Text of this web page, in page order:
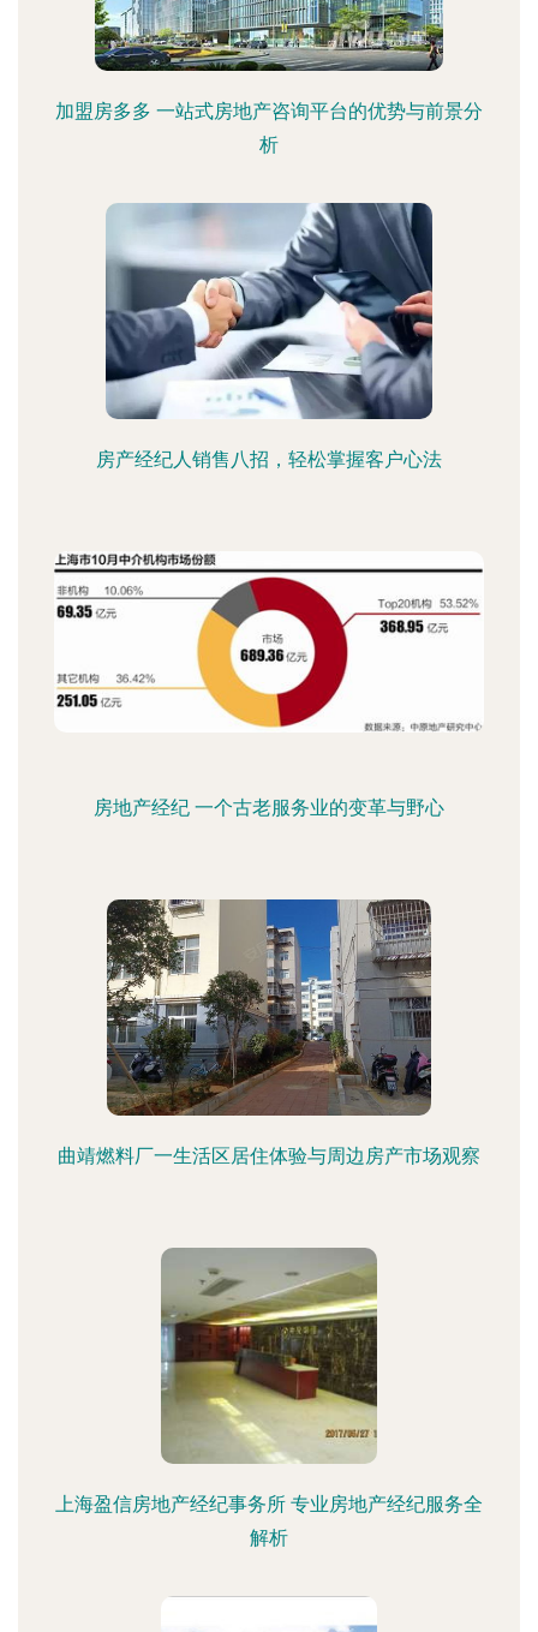
加盟房多多 一站式房地产咨询平台的优势与前景分
析
房产经纪人销售八招，轻松掌握客户心法
房地产经纪 一个古老服务业的变革与野心
曲靖燃料厂一生活区居住体验与周边房产市场观察
上海盈信房地产经纪事务所 专业房地产经纪服务全
解析